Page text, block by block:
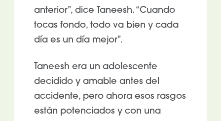
anterior”, dice Taneesh. “Cuando
tocas fondo, todo va bien y cada
día es un día mejor”.
Taneesh era un adolescente
decidido y amable antes del
accidente, pero ahora esos rasgos
están potenciados y con una